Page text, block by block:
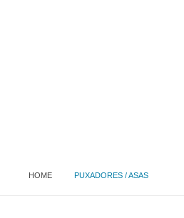
HOME PUXADORES / ASAS